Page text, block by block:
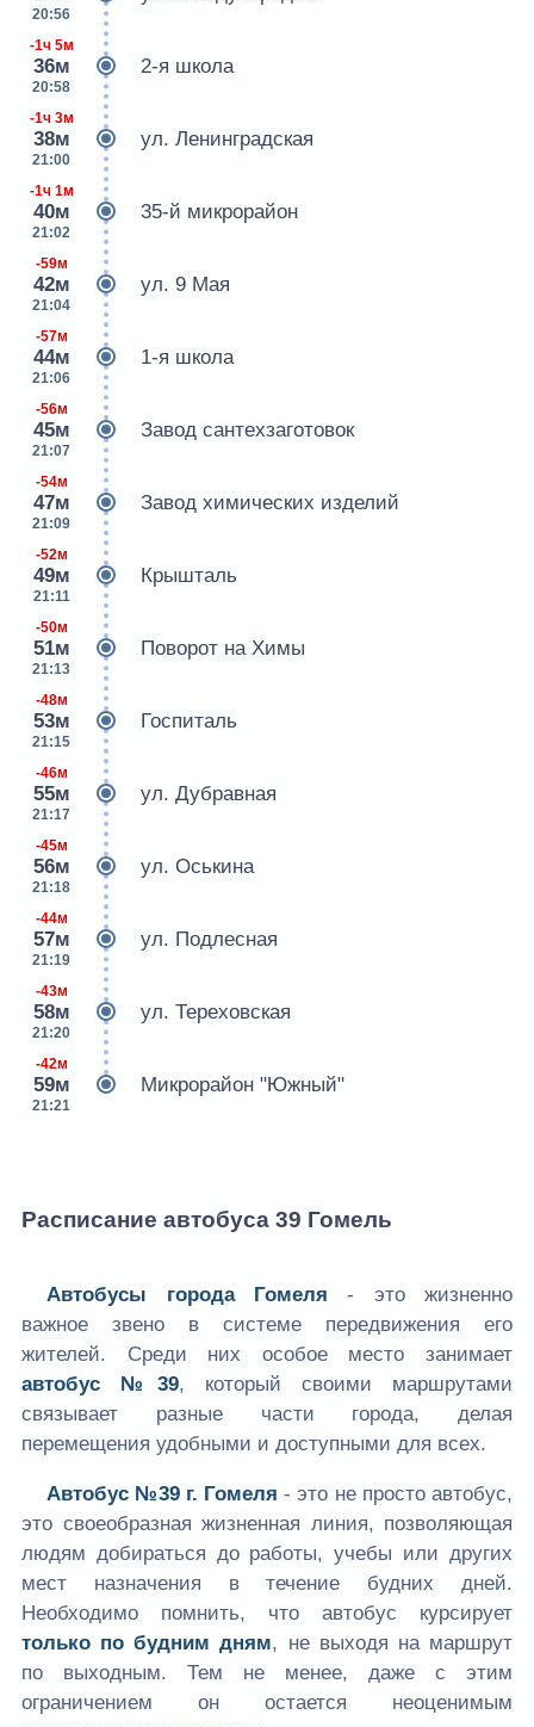
20:56
-1ч 5м
36м
20:58
2-я школа
-1ч 3м
38м
21:00
ул. Ленинградская
-1ч 1м
40м
21:02
35-й микрорайон
-59м
42м
21:04
ул. 9 Мая
-57м
44м
21:06
1-я школа
-56м
45м
21:07
Завод сантехзаготовок
-54м
47м
21:09
Завод химических изделий
-52м
49м
21:11
Крышталь
-50м
51м
21:13
Поворот на Химы
-48м
53м
21:15
Госпиталь
-46м
55м
21:17
ул. Дубравная
-45м
56м
21:18
ул. Оськина
-44м
57м
21:19
ул. Подлесная
-43м
58м
21:20
ул. Тереховская
-42м
59м
21:21
Микрорайон "Южный"
Расписание автобуса 39 Гомель
Автобусы города Гомеля - это жизненно
важное звено в системе передвижения его
жителей. Среди них особое место занимает
автобус №39, который своими маршрутами
связывает разные части города, делая
перемещения удобными и доступными для всех.
Автобус №39 г. Гомеля - это не просто автобус,
это своеобразная жизненная линия, позволяющая
людям добираться до работы, учебы или других
мест назначения в течение будних дней.
Необходимо помнить, что автобус курсирует
только по будним дням, не выходя на маршрут
по выходным. Тем не менее, даже с этим
ограничением он остается неоценимым